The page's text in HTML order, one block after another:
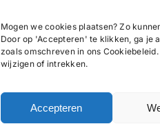
Mogen we cookies plaatsen? Zo
Door op 'Accepteren' te klikken, ga je
zoals omschreven in ons
wijzigen of intrekken.
Accepteren